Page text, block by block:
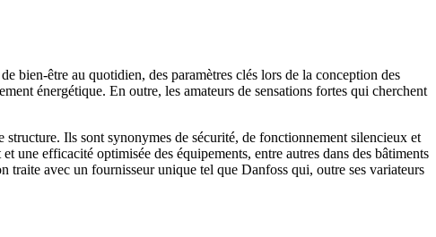
bien-être au quotidien, des paramètres clés lors de la conception des
énergétique. En outre, les amateurs de sensations fortes qui cherchent
structure. Ils sont synonymes de sécurité, de fonctionnement silencieux et
une efficacité optimisée des équipements, entre autres dans des bâtiments
traite avec un fournisseur unique tel que Danfoss qui, outre ses variateurs